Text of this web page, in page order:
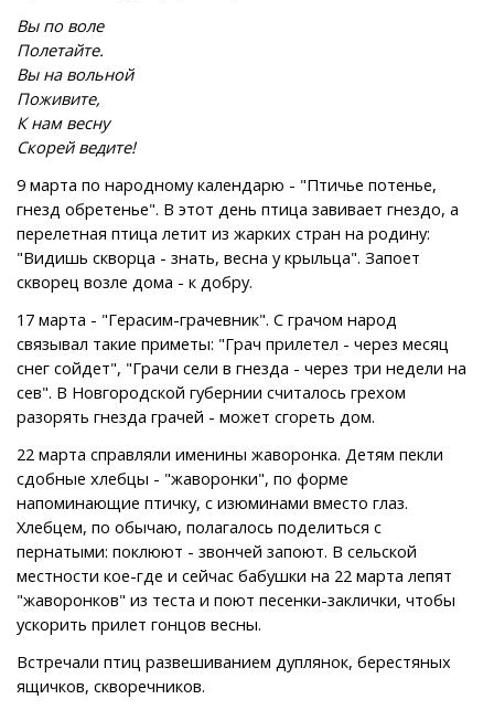
Вы по воле
Полетайте.
Вы на вольной
Поживите,
К нам весну
Скорей ведите!
9 марта по народному календарю - "Птичье потенье,
гнезд обретенье". В этот день птица завивает гнездо, а
перелетная птица летит из жарких стран на родину:
"Видишь скворца - знать, весна у крыльца". Запоет
скворец возле дома - к добру.
17 марта - "Герасим-грачевник". С грачом народ
связывал такие приметы: "Грач прилетел - через месяц
снег сойдет", "Грачи сели в гнезда - через три недели на
сев". В Новгородской губернии считалось грехом
разорять гнезда грачей - может сгореть дом.
22 марта справляли именины жаворонка. Детям пекли
сдобные хлебцы - "жаворонки", по форме
напоминающие птичку, с изюминами вместо глаз.
Хлебцем, по обычаю, полагалось поделиться с
пернатыми: поклюют - звончей запоют. В сельской
местности кое-где и сейчас бабушки на 22 марта лепят
"жаворонков" из теста и поют песенки-заклички, чтобы
ускорить прилет гонцов весны.
Встречали птиц развешиванием дуплянок, берестяных
ящичков, скворечников.